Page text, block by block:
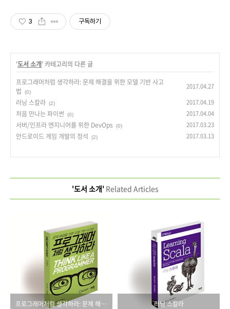
3 구독하기
'도서 소개' 카테고리의 다른 글
프로그래머처럼 생각하라: 문제 해결을 위한 모델 기반 사고
법
(0)
2017.04.27
러닝 스칼라 (2) 2017.04.19
처음 만나는 파이썬 (0) 2017.04.04
서버/인프라 엔지니어를 위한 DevOps (0) 2017.03.23
안드로이드 게임 개발의 정석 (2) 2017.03.13
'도서 소개'Related Articles
프로그래머처럼 생각하라: 문제 해결을 위한 모델 기반 사고법 러닝 스칼라